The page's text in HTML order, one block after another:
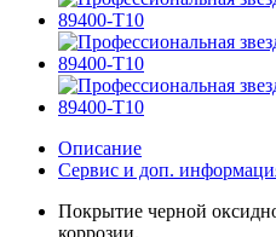
Описание
Сервис и доп.
Покрытие черной
коррозии.